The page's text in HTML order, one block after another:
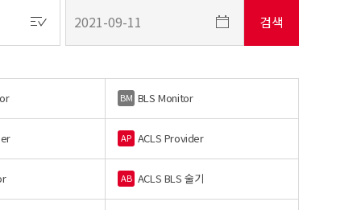
BM BLS Monitor
AP ACLS Provider
AB ACLS BLS 술기